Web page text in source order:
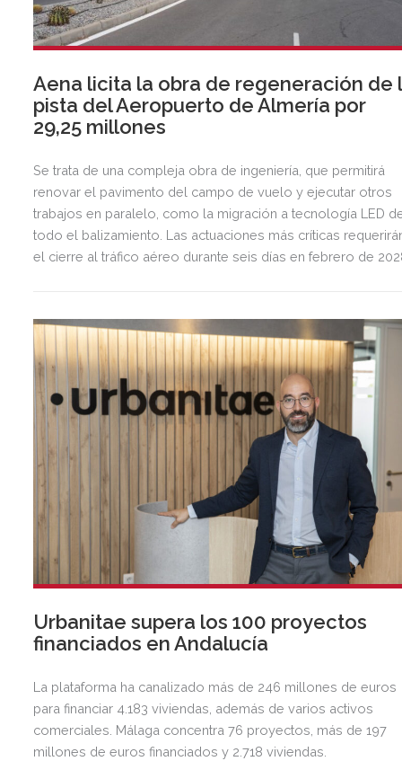
Aena licita la obra de regeneración de
pista del Aeropuerto de Almería por
29,25 millones
Se trata de una compleja obra de ingeniería, que permitirá
renovar el pavimento del campo de vuelo y ejecutar otros
trabajos en paralelo, como la migración a tecnología LED
todo el balizamiento. Las actuaciones más críticas
el cierre al tráfico aéreo durante seis días en febrero de
Urbanitae supera los 100 proyectos
financiados en Andalucía
La plataforma ha canalizado más de 246 millones de euros
para financiar 4.183 viviendas, además de varios activos
comerciales. Málaga concentra 76 proyectos, más de 197
millones de euros financiados y 2.718 viviendas.